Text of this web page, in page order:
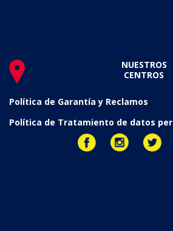
NUESTROS
CENTROS
Política de Garantía y Reclamos
Política de Tratamiento de datos